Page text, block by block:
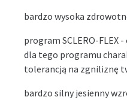
bardzo wysoka
program SCLERO-FLEX
dla tego programu
tolerancją na zgniliznę
bardzo silny jesienny